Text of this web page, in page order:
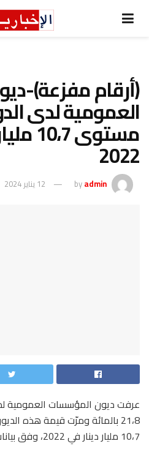
(أرقام مفزعة)-
العمومية لدى
مستوى
2022
byadmin 12 يناير 2024
عرفت ديون المؤسسات العمومية
10،7 مليار دينار في 2022، وفق بيانات نشرتها وزارة المالية، مؤخرا.